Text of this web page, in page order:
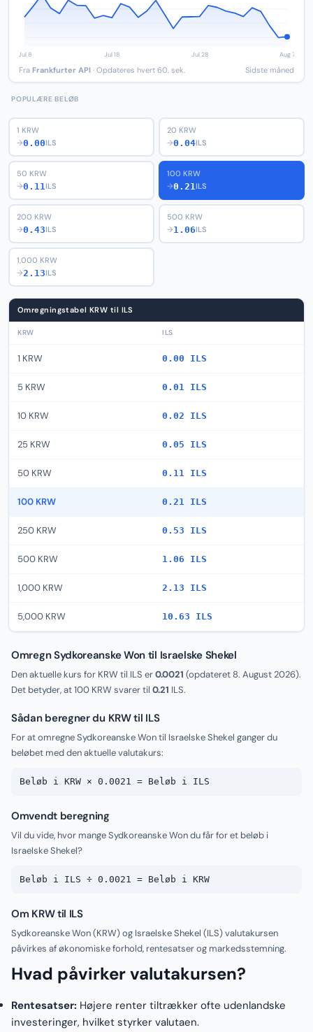
Fra Frankfurter API · Opdateres hvert 60. sek. Sidste måned
POPULÆRE BELØB
1 KRW
→0.00ILS
20 KRW
→0.04ILS
50 KRW
→0.11ILS
100 KRW
→0.21 ILS
200 KRW
→0.43ILS
500 KRW
→1.06ILS
1,000 KRW
→2.13ILS
Omregningstabel KRW til ILS
KRW ILS
1 KRW 0.00 ILS
5 KRW 0.01 ILS
10 KRW 0.02 ILS
25 KRW 0.05 ILS
50 KRW 0.11 ILS
100 KRW 0.21 ILS
250 KRW 0.53 ILS
500 KRW 1.06 ILS
1,000 KRW 2.13 ILS
5,000 KRW 10.63 ILS
Omregn Sydkoreanske Won til Israelske Shekel
Den aktuelle kurs for KRW til ILS er0.0021 (opdateret 8. August 2026).
Det betyder, at 100 KRW svarer til 0.21 ILS.
Sådan beregner du KRW til ILS
For at omregne Sydkoreanske Won til Israelske Shekel ganger du
beløbet med den aktuelle valutakurs:
Beløb i KRW × 0.0021 = Beløb i ILS
Omvendt beregning
Vil du vide, hvor mange Sydkoreanske Won du får for et beløb i
Israelske Shekel?
Beløb i ILS ÷ 0.0021 = Beløb i KRW
Om KRW til ILS
Sydkoreanske Won (KRW) og Israelske Shekel (ILS) valutakursen
påvirkes af økonomiske forhold, rentesatser og markedsstemning.
Hvad påvirker valutakursen?
Rentesatser: Højere renter tiltrækker ofte udenlandske
investeringer, hvilket styrker valutaen.